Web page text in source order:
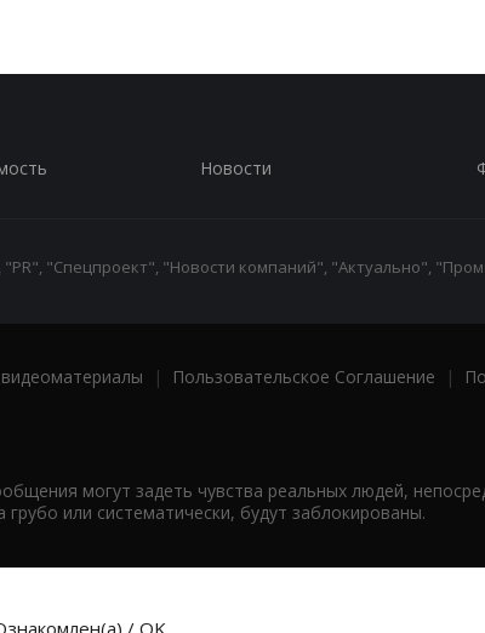
Новости
"Спецпроект", "Новости компаний", "Актуально",
| Пользовательское Соглашение |
могут задеть чувства реальных людей,
или систематически, будут заблокированы.
/ OK